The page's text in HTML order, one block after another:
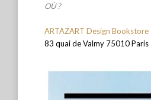
OÙ ?
ARTAZART Design Bookstore
83 quai de Valmy 75010 Paris